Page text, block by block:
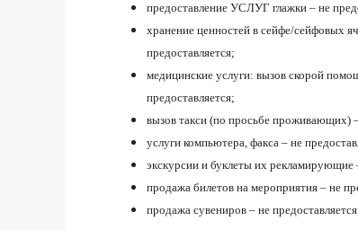
предоставление УСЛУГ глажки – не
хранение ценностей в сейфе/
предоставляется;
медицинские услуги: вызов скорой
предоставляется;
вызов такси (по просьбе проживающих)
услуги компьютера, факса – не
экскурсии и буклеты их рекламирующие
продажа билетов на мероприятия – не
продажа сувениров – не